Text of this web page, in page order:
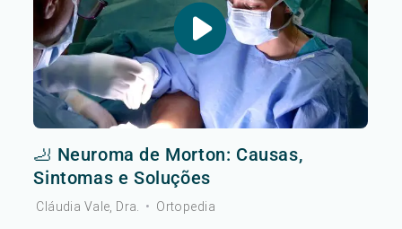
🦶 Neuroma de Morton: Causas,
Sintomas e Soluções
Cláudia Vale, Dra. • Ortopedia